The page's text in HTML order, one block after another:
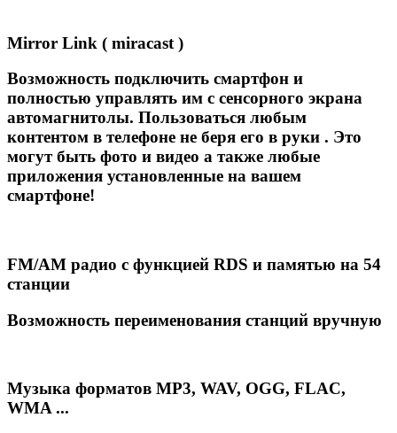
Mirror Link ( miracast )
Возможность подключить смартфон и
полностью управлять им с сенсорного экрана
автомагнитолы. Пользоваться любым
контентом в телефоне не беря его в руки . Это
могут быть фото и видео а также любые
приложения установленные на вашем
смартфоне!
FM/AM радио с функцией RDS и памятью на 54
станции
Возможность переименования станций вручную
Музыка форматов MP3, WAV, OGG, FLAC,
WMA ...